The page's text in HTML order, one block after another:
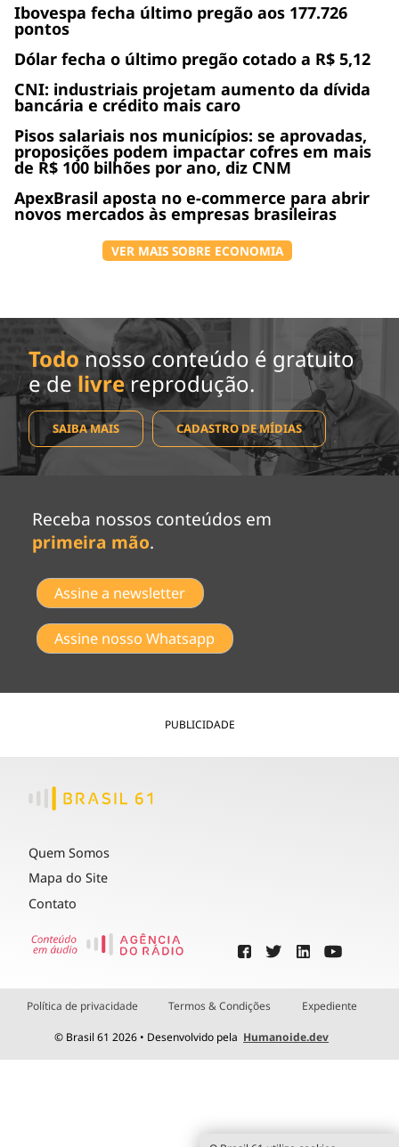
Ibovespa fecha último pregão aos 177.726
pontos
Dólar fecha o último pregão cotado a R$ 5,12
CNI: industriais projetam aumento da dívida
bancária e crédito mais caro
Pisos salariais nos municípios: se aprovadas,
proposições podem impactar cofres em mais
de R$ 100 bilhões por ano, diz CNM
ApexBrasil aposta no e-commerce para abrir
novos mercados às empresas brasileiras
VER MAIS SOBRE ECONOMIA
Todo nosso conteúdo é gratuito
e de livrereprodução.
SAIBA MAIS CADASTRO DE MÍDIAS
Receba nossos conteúdos em
primeira mão.
Assine a newsletter
Assine nosso Whatsapp
PUBLICIDADE
Quem Somos
Mapa do Site
Contato
Política de privacidade Termos & Condições Expediente
© Brasil 61 2026 • Desenvolvido pela Humanoide.dev